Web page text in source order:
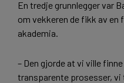
En tredje grunnlegger var
om vekkeren de fikk av
akademia.
– Den gjorde at vi ville
transparente prosesser, vi